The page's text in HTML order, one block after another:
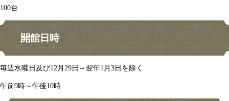
100台
開館日時
毎週水曜日及び12月29日～翌年1月3日を除く
午前9時～午後10時